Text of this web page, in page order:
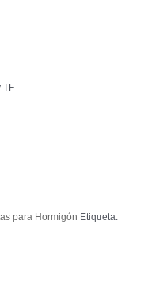
TF
para Hormigón Etiqueta: